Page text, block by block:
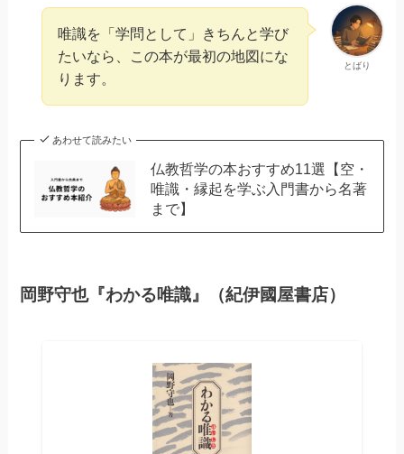
とばり
唯識を「学問として」きちんと学び
たいなら、この本が最初の地図にな
ります。
あわせて読みたい
仏教哲学の本おすすめ11選【空・
唯識・縁起を学ぶ入門書から名著
まで】
岡野守也『わかる唯識』（紀伊國屋書店）